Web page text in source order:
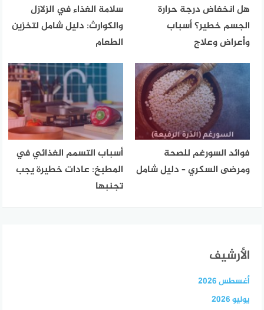
هل انخفاض درجة حرارة
الجسم خطير؟ أسباب
وأعراض وعلاج
سلامة الغذاء في الزلازل
والكوارث: دليل شامل لتخزين
الطعام
فوائد السورغم للصحة
ومرضى السكري – دليل شامل
أسباب التسمم الغذائي في
المطبخ: عادات خطيرة يجب
تجنبها
الأرشيف
أغسطس 2026
يوليو 2026